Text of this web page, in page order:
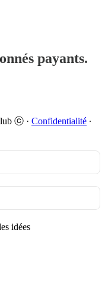
payants.
ⓒ · Confidentialité ∙
idées